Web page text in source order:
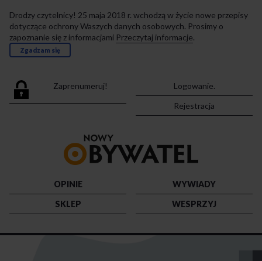
Drodzy czytelnicy! 25 maja 2018 r. wchodzą w życie nowe przepisy
dotyczące ochrony Waszych danych osobowych. Prosimy o
zapoznanie się z informacjami Przeczytaj informacje.
Zgadzam się
Zaprenumeruj!
Logowanie.
Rejestracja
strony
OPINIE
WYWIADY
SKLEP
WESPRZYJ